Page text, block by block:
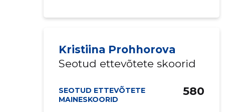
Kristiina Prohhorova
Seotud ettevõtete skoorid
SEOTUD ETTEVÕTETE
MAINESKOORID
580